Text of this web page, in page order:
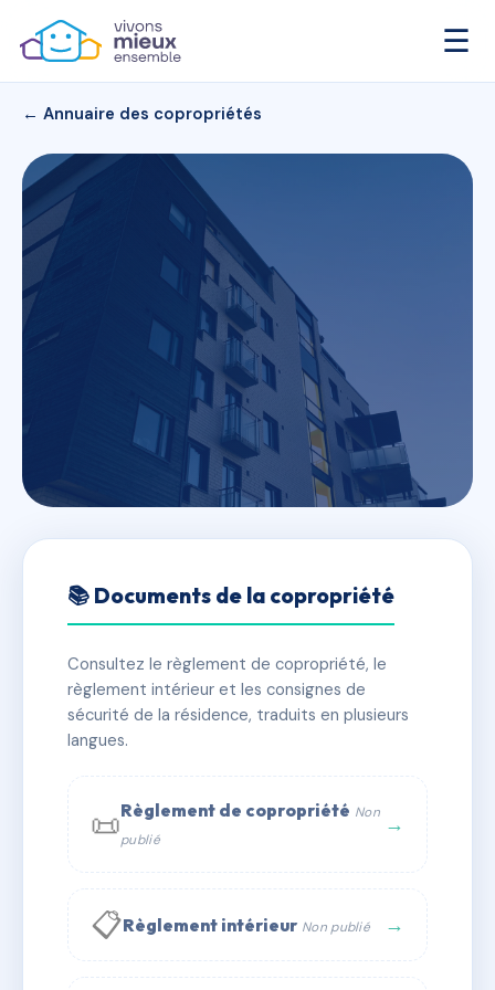
☰
← Annuaire des copropriétés
16 Rue José Frappa
✓ Immatriculée 🏠 27 lots 🏗 1 bâtiment(s)
📞 Contacter Syndic Digital
📚 Documents de la copropriété
Consultez le règlement de copropriété, le
règlement intérieur et les consignes de
sécurité de la résidence, traduits en plusieurs
langues.
📜Règlement de copropriété Non
publié
→
📋Règlement intérieur Non publié →